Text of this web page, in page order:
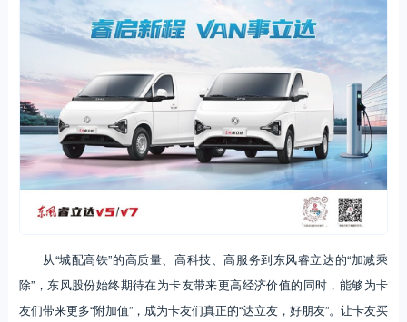
从“城配高铁”的高质量、高科技、高服务到东风睿立达的“加减乘
除”，东风股份始终期待在为卡友带来更高经济价值的同时，能够为卡
友们带来更多“附加值”，成为卡友们真正的“达立友，好朋友”。让卡友买